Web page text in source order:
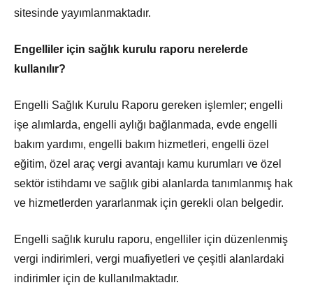
sitesinde yayımlanmaktadır.
Engelliler için sağlık kurulu raporu nerelerde
kullanılır?
Engelli Sağlık Kurulu Raporu gereken işlemler; engelli
işe alımlarda, engelli aylığı bağlanmada, evde engelli
bakım yardımı, engelli bakım hizmetleri, engelli özel
eğitim, özel araç vergi avantajı kamu kurumları ve özel
sektör istihdamı ve sağlık gibi alanlarda tanımlanmış hak
ve hizmetlerden yararlanmak için gerekli olan belgedir.
Engelli sağlık kurulu raporu, engelliler için düzenlenmiş
vergi indirimleri, vergi muafiyetleri ve çeşitli alanlardaki
indirimler için de kullanılmaktadır.